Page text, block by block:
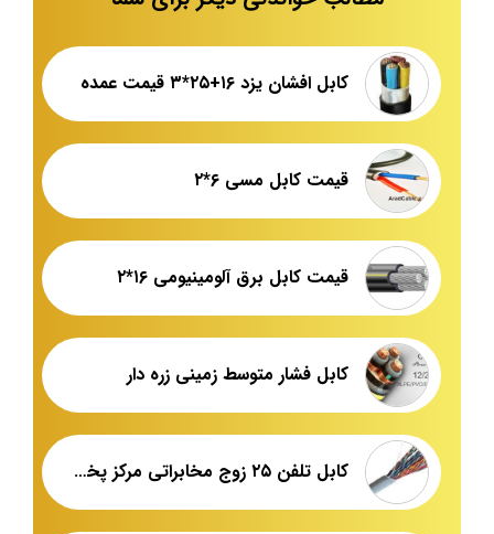
کابل افشان یزد ۱۶+۲۵*۳ قیمت عمده
قیمت کابل مسی ۶*۲
قیمت کابل برق آلومینیومی ۱۶*۲
کابل فشار متوسط زمینی زره دار
کابل تلفن ۲۵ زوج مخابراتی مرکز پخش